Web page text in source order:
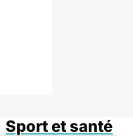
Sport et santé